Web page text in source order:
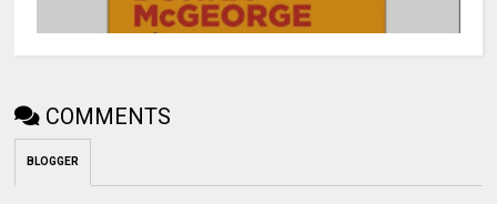
COMMENTS
BLOGGER